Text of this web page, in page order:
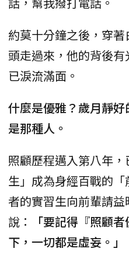
約莫十分鐘之後，穿
頭走過來，他的背後
已淚流滿面。
什麼是優雅？歲月靜
是那種人。
照顧歷程邁入第八年
生」成為身經百戰的
者的實習生向前輩請
說：
「要記得『照顧
下，一切都是虛妄。」